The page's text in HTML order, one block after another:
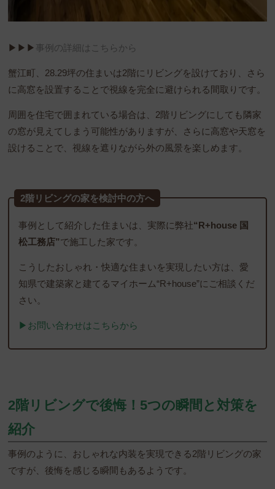
▶︎▶︎▶︎ 事例の詳細はこちらから
蟹江町、28.29坪の住まいは2階にリビングを設けており、さら
に高窓を設置することで視線を完全に避けられる間取りです。
周囲を住宅で囲まれている場合は、2階リビングにしても隣家
の窓が見えてしまう可能性がありますが、さらに高窓や天窓を
設けることで、視線を遮りながら外の風景を楽しめます。
2階リビングの家を検討中の方へ
事例として紹介した住まいは、実際に弊社“R+house 国
松工務店”で施工した家です。
こうしたおしゃれ・快適な住まいを実現したい方は、愛
知県で建築家と建てるマイホーム“R+house”にご相談くだ
さい。
▶︎お問い合わせはこちらから
2階リビングで後悔！5つの瞬間と対策を
紹介
事例のように、おしゃれな内装を実現できる2階リビングの家
ですが、後悔を感じる瞬間もあるようです。